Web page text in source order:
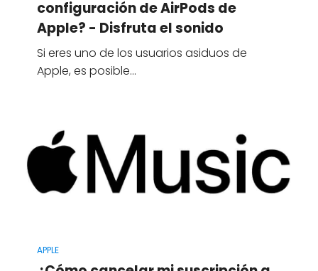
configuración de AirPods de
Apple? - Disfruta el sonido
Si eres uno de los usuarios asiduos de
Apple, es posible…
APPLE